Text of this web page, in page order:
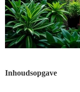
Inhoudsopgave